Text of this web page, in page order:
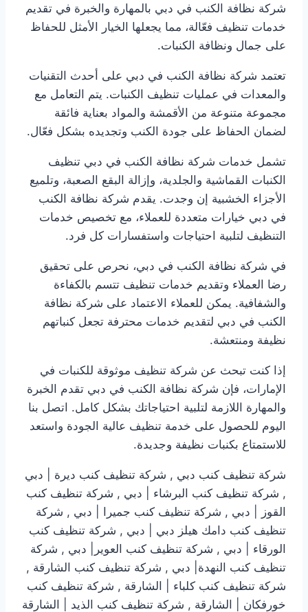
شركة نظافة الكنب في دبي بالمهارة والخبرة في تقديم
خدمات تنظيف فعّالة، مما يجعلها الخيار الأمثل للحفاظ
على جمال ونظافة الكنبات.
تعتمد شركة نظافة الكنب في دبي على أحدث التقنيات
والمعدات في عمليات تنظيف الكنبات. يتم التعامل مع
مجموعة متنوعة من الأقمشة والمواد بعناية فائقة
لضمان الحفاظ على جودة الكنب وتجديده بشكل فعّال.
تشمل خدمات شركة نظافة الكنب في دبي تنظيف
الكنبات القماشية والجلدية، وإزالة البقع الصعبة، وتلميع
الأجزاء الخشبية إن وجدت. يقدم شركة نظافة الكنب
في دبي خيارات متعددة للعملاء، مع تخصيص خدمات
التنظيف لتلبية احتياجات واستفسارات كل فرد.
في شركة نظافة الكنب في دبي، نحرص على تحقيق
رضا العملاء وتقديم خدمات تنظيف تتسم بالكفاءة
والشفافية. يمكن للعملاء الاعتماد على شركة نظافة
الكنب في دبي لتقديم خدمات محترفة تجعل كنباتهم
نظيفة ومنتعشة.
إذا كنت تبحث عن شركة تنظيف موثوقة للكنبات في
الإمارات، فإن شركة نظافة الكنب في دبي تقدم الخبرة
والمهارة اللازمة لتلبية احتياجاتك بشكل كامل. اتصل بنا
اليوم للحصول على خدمة تنظيف عالية الجودة واستعد
للاستمتاع بكنبات نظيفة وجديدة.
شركة تنظيف كنب دبي , شركة تنظيف كنب ديرة | دبي
, شركة تنظيف كنب البرشاء | دبي , شركة تنظيف كنب
القوز | دبي , شركة تنظيف كنب جميرا | دبي , شركة
تنظيف كنب دامك هيلز دبي | دبي , شركة تنظيف كنب
الورقاء | دبي , شركة تنظيف كنب العوير| دبي , شركة
تنظيف كنب النهدة| دبي , شركة تنظيف كنب الشارقة ,
شركة تنظيف كنب كلباء | الشارقة , شركة تنظيف كنب
خورفكان | الشارقة , شركة تنظيف كنب الذيد | الشارقة